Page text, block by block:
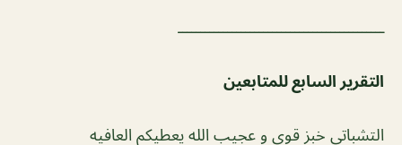
ــــــــــــــــــــــــــــــــــــــــــــــ
التقرير السابع للمتابعين
التشباتي خبز قوى و عجيب الله يعطيكم العافيه